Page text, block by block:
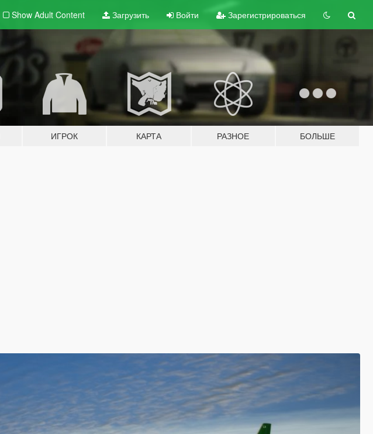
Show Adult Content Загрузить Войти Зарегистрироваться
ИГРОК КАРТА РАЗНОЕ БОЛЬШЕ